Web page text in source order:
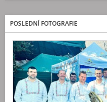
POSLEDNÍ FOTOGRAFIE